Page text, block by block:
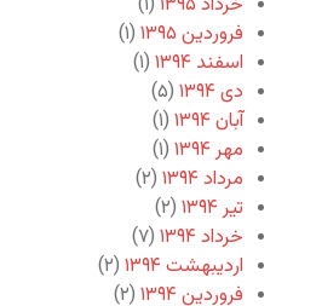
فروردین ۱۳۹۵
(۱)
اسفند ۱۳۹۴
(۱)
دی ۱۳۹۴
(۵)
آبان ۱۳۹۴
(۱)
مهر ۱۳۹۴
(۱)
مرداد ۱۳۹۴
(۲)
تیر ۱۳۹۴
(۲)
خرداد ۱۳۹۴
(۷)
اردیبهشت ۱۳۹۴
(۲)
فروردین ۱۳۹۴
(۲)